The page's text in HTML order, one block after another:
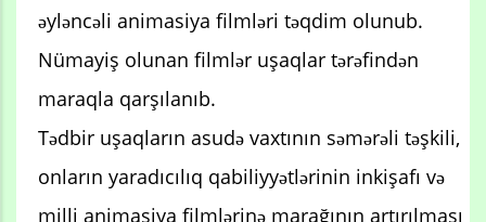
əyləncəli animasiya filmləri təqdim olunub.
Nümayiş olunan filmlər uşaqlar tərəfindən
maraqla qarşılanıb.
Tədbir uşaqların asudə vaxtının səmərəli təşkili,
onların yaradıcılıq qabiliyyətlərinin inkişafı və
milli animasiya filmlərinə marağının artırılması